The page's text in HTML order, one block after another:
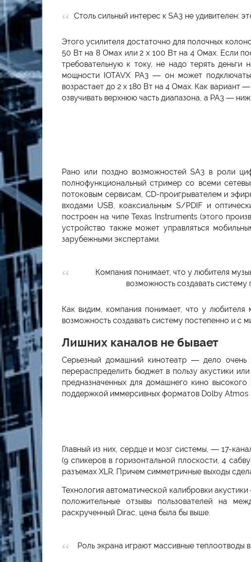
Столь сильный интерес к SA3 не удивителен:
Этого усилителя достаточно для полочных
50 Вт на 8 Омах или 2 х 100 Вт на 4 Омах. Если
требовательную к току, не надо терять
мощности IOTAVX PA3 — он может
возрастает до 2 х 180 Вт на 4 Омах. Как вариант
озвучивать верхнюю часть диапазона, а PA3 —
Рано или поздно возможностей SA3 в роли
полнофункциональный стример со всеми
потоковым сервисам, CD-проигрывателем и
входами USB, коаксиальным S/PDIF и
построен на чипе Texas Instruments (этого
устройство также может управляться
зарубежными экспертами.
Компания понимает, что у любителя
возможность создавать
Как видим, компания понимает, что у
возможность создавать систему постепенно и с
Лишних каналов не бывает
Серьезный домашний кинотеатр — дело очень
перераспределить бюджет в пользу акустики
предназначенных для домашнего кино
поддержкой иммерсивных форматов Dolby Atmos
Главный из них, сердце и мозг системы, — 17-
(9 спикеров в горизонтальной плоскости, 4
разъемах XLR. Причем симметричные выходы
Технология автоматической калибровки
положительные отзывы пользователей на
раскрученный Dirac, цена была бы выше.
Роль экрана играют массивные